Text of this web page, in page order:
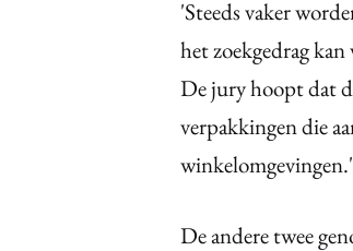
'Steeds vaker
het zoekgedrag
De jury hoopt dat
verpakkingen die
winkelomgevingen.'
De andere twee